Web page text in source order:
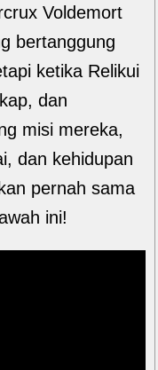
Voldemort
bertanggung
ketika Relikui
dan
misi mereka,
dan kehidupan
pernah sama
ini!